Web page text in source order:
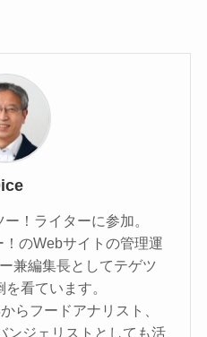
！ライターに参加。
のWebサイトの管理運
兼編集長としてテゲツ
看ています。
らフードアナリスト、
ンジェリストとしても活